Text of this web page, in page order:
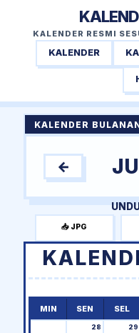
KALENDER RESMI
KALENDER
KALENDER
←
📥 JPG
MIN SEN SEL
28 29